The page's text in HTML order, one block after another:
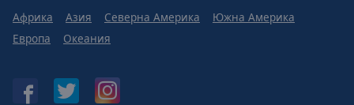
Африка Азия Северна Америка
Южна Америка
Европа
Океания